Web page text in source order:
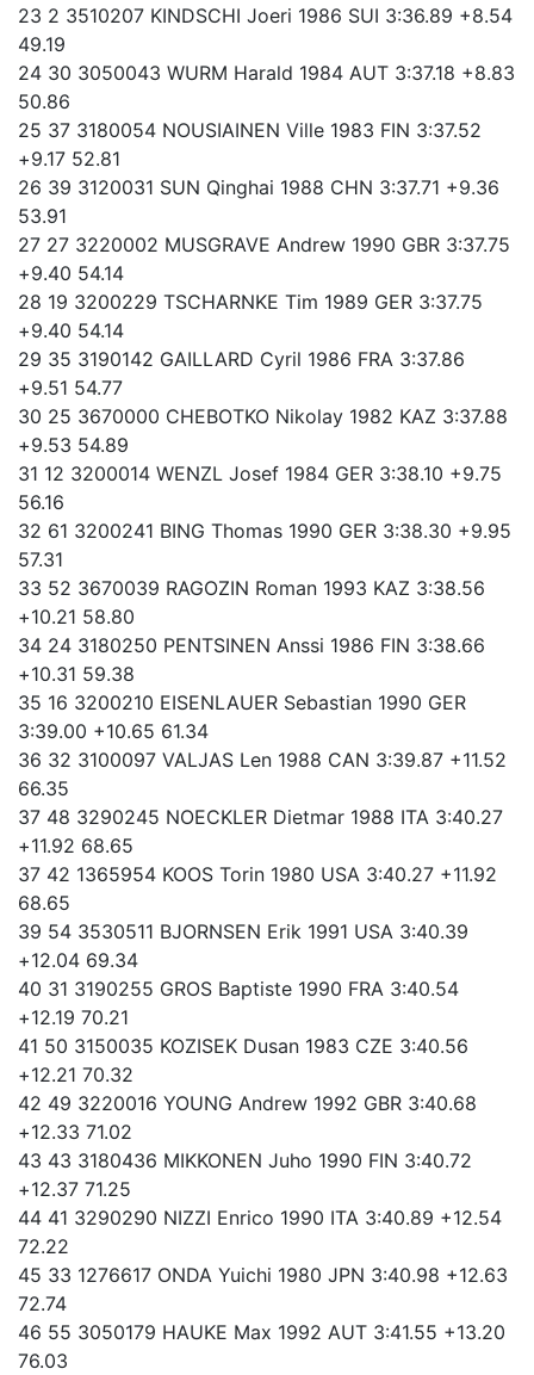
23 2 3510207 KINDSCHI Joeri 1986 SUI 3:36.89 +8.54
49.19
24 30 3050043 WURM Harald 1984 AUT 3:37.18 +8.83
50.86
25 37 3180054 NOUSIAINEN Ville 1983 FIN 3:37.52
+9.17 52.81
26 39 3120031 SUN Qinghai 1988 CHN 3:37.71 +9.36
53.91
27 27 3220002 MUSGRAVE Andrew 1990 GBR 3:37.75
+9.40 54.14
28 19 3200229 TSCHARNKE Tim 1989 GER 3:37.75
+9.40 54.14
29 35 3190142 GAILLARD Cyril 1986 FRA 3:37.86
+9.51 54.77
30 25 3670000 CHEBOTKO Nikolay 1982 KAZ 3:37.88
+9.53 54.89
31 12 3200014 WENZL Josef 1984 GER 3:38.10 +9.75
56.16
32 61 3200241 BING Thomas 1990 GER 3:38.30 +9.95
57.31
33 52 3670039 RAGOZIN Roman 1993 KAZ 3:38.56
+10.21 58.80
34 24 3180250 PENTSINEN Anssi 1986 FIN 3:38.66
+10.31 59.38
35 16 3200210 EISENLAUER Sebastian 1990 GER
3:39.00 +10.65 61.34
36 32 3100097 VALJAS Len 1988 CAN 3:39.87 +11.52
66.35
37 48 3290245 NOECKLER Dietmar 1988 ITA 3:40.27
+11.92 68.65
37 42 1365954 KOOS Torin 1980 USA 3:40.27 +11.92
68.65
39 54 3530511 BJORNSEN Erik 1991 USA 3:40.39
+12.04 69.34
40 31 3190255 GROS Baptiste 1990 FRA 3:40.54
+12.19 70.21
41 50 3150035 KOZISEK Dusan 1983 CZE 3:40.56
+12.21 70.32
42 49 3220016 YOUNG Andrew 1992 GBR 3:40.68
+12.33 71.02
43 43 3180436 MIKKONEN Juho 1990 FIN 3:40.72
+12.37 71.25
44 41 3290290 NIZZI Enrico 1990 ITA 3:40.89 +12.54
72.22
45 33 1276617 ONDA Yuichi 1980 JPN 3:40.98 +12.63
72.74
46 55 3050179 HAUKE Max 1992 AUT 3:41.55 +13.20
76.03